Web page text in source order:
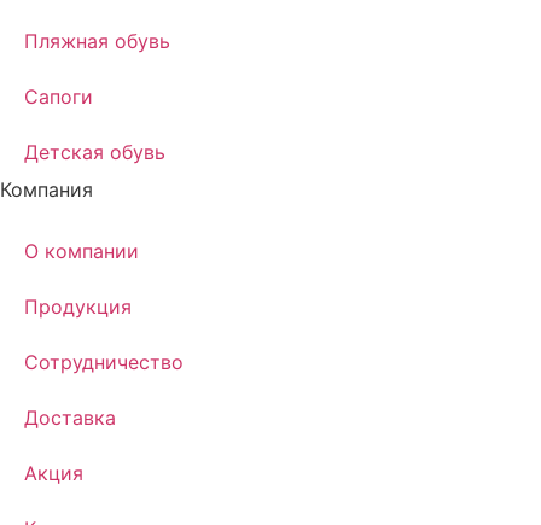
Компания
О компании
Продукция
Сотрудничество
Доставка
Акция
Пляжная обувь
Сапоги
Детская обувь